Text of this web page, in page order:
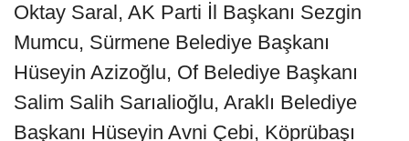
Oktay Saral, AK Parti İl Başkanı Sezgin
Mumcu, Sürmene Belediye Başkanı
Hüseyin Azizoğlu, Of Belediye Başkanı
Salim Salih Sarıalioğlu, Araklı Belediye
Başkanı Hüseyin Avni Çebi, Köprübaşı